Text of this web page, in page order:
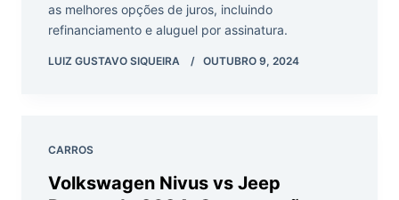
as melhores opções de juros, incluindo
refinanciamento e aluguel por assinatura.
LUIZ GUSTAVO SIQUEIRA OUTUBRO 9, 2024
CARROS
Volkswagen Nivus vs Jeep